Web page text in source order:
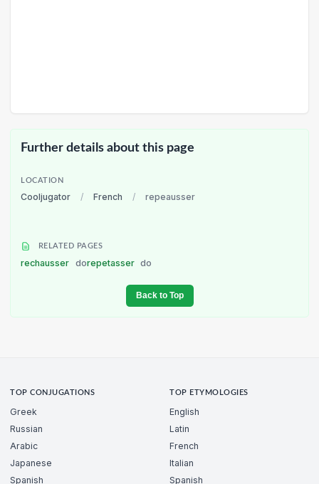
Further details about this page
LOCATION
Cooljugator / French / repeausser
RELATED PAGES
rechausser dorepetasser do
Back to Top
TOP CONJUGATIONS
Greek
Russian
Arabic
Japanese
Spanish
TOP ETYMOLOGIES
English
Latin
French
Italian
Spanish